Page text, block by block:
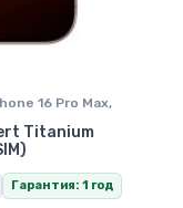
16 Pro Max,
Titanium
Гарантия: 1 год